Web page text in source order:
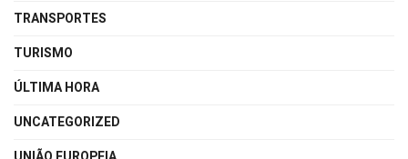
TRANSPORTES
TURISMO
ÚLTIMA HORA
UNCATEGORIZED